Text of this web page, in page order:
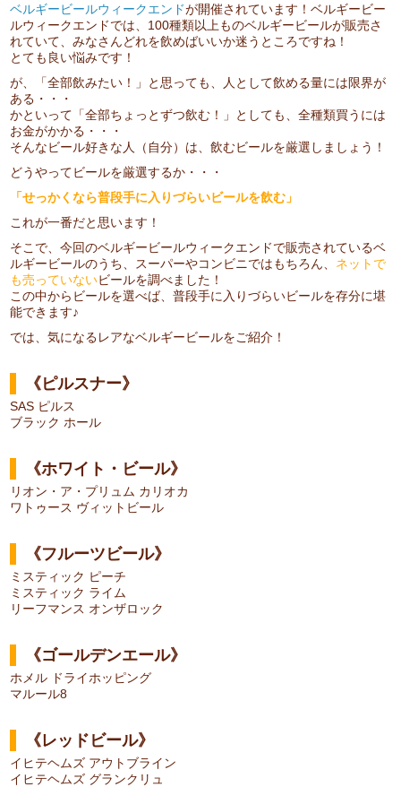
ベルギービールウィークエンドが開催されています！ベルギービー
ルウィークエンドでは、100種類以上ものベルギービールが販売さ
れていて、みなさんどれを飲めばいいか迷うところですね！
とても良い悩みです！
が、「全部飲みたい！」と思っても、人として飲める量には限界が
ある・・・
かといって「全部ちょっとずつ飲む！」としても、全種類買うには
お金がかかる・・・
そんなビール好きな人（自分）は、飲むビールを厳選しましょう！
どうやってビールを厳選するか・・・
「せっかくなら普段手に入りづらいビールを飲む」
これが一番だと思います！
そこで、今回のベルギービールウィークエンドで販売されているベ
ルギービールのうち、スーパーやコンビニではもちろん、 ネットで
も売っていないビールを調べました！
この中からビールを選べば、普段手に入りづらいビールを存分に堪
能できます♪
では、気になるレアなベルギービールをご紹介！
《ピルスナー》
SAS ピルス
ブラック ホール
《ホワイト・ビール》
リオン・ア・プリュム カリオカ
ワトゥース ヴィットビール
《フルーツビール》
ミスティック ピーチ
ミスティック ライム
リーフマンス オンザロック
《ゴールデンエール》
ホメル ドライホッピング
マルール8
《レッドビール》
イヒテヘムズ アウトブライン
イヒテヘムズ グランクリュ